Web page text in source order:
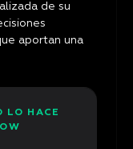
de su
aportan una
LO HACE